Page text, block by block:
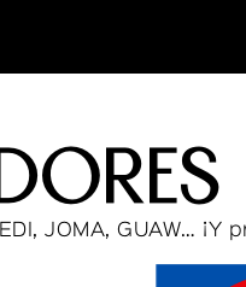
JOMA, GUAW… ¡Y